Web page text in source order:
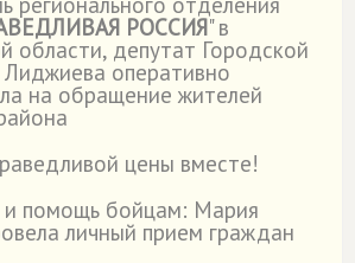
РОССИЯ" в
области, депутат Городской
оперативно
на обращение жителей
цены вместе!
помощь бойцам: Мария
личный прием граждан